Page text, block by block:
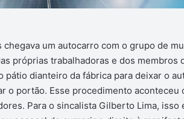
um autocarro com o grupo de
próprias trabalhadoras e dos membros
dianteiro da fábrica para deixar o
o portão. Esse procedimento aconteceu
Para o sincalista Gilberto Lima, isso